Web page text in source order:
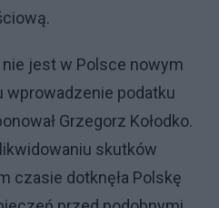
jest w Polsce nowym
wprowadzenie podatku
Grzegorz Kołodko.
skutków
czasie dotknęła Polskę